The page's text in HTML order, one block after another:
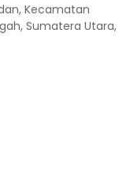
Kecamatan
Sumatera Utara,